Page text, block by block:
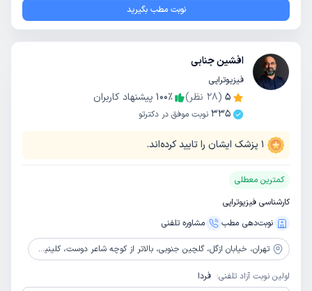
نوبت مطب بگیرید
افشین جنابی
فیزیوتراپی
5
(
28 نظر) 100٪
پیشنهاد کاربران
335 نوبت موفق در دکترتو
1 پزشک ایشان را تایید کرده‌اند.
کمترین معطلی
کارشناسی فیزیوتراپی
نوبت‌دهی مطب
مشاوره‌ تلفنی
تهران، خیابان ازگل، گلچین جنوبی، بالاتر از کوچه شاعر دوست، کلینیک آریا پارس
اولین نوبت آزاد تلفنی: فردا